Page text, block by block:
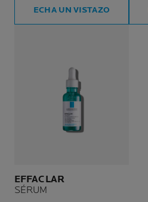
ECHA UN VISTAZO
EFFACLAR
SÉRUM